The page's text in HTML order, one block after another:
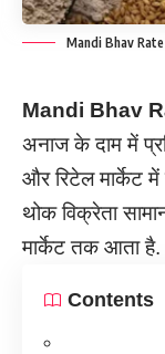
Mandi Bhav
Mandi Bhav
अनाज के दाम में
और रिटेल मार्केट में
थोक विक्रेता
मार्केट तक आता है.
Contents